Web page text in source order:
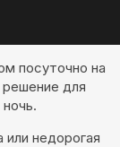
посуточно на
для
недорогая